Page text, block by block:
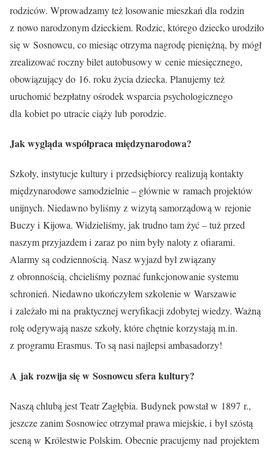
rodziców. Wprowadzamy też losowanie mieszkań dla rodzin
z nowo narodzonym dzieckiem. Rodzic, którego dziecko urodziło
się w Sosnowcu, co miesiąc otrzyma nagrodę pieniężną, by mógł
zrealizować roczny bilet autobusowy w cenie miesięcznego,
obowiązujący do 16. roku życia dziecka. Planujemy też
uruchomić bezpłatny ośrodek wsparcia psychologicznego
dla kobiet po utracie ciąży lub porodzie.
Jak wygląda współpraca międzynarodowa?
Szkoły, instytucje kultury i przedsiębiorcy realizują kontakty
międzynarodowe samodzielnie – głównie w ramach projektów
unijnych. Niedawno byliśmy z wizytą samorządową w rejonie
Buczy i Kijowa. Widzieliśmy, jak trudno tam żyć – tuż przed
naszym przyjazdem i zaraz po nim były naloty z ofiarami.
Alarmy są codziennością. Nasz wyjazd był związany
z obronnością, chcieliśmy poznać funkcjonowanie systemu
schronień. Niedawno ukończyłem szkolenie w Warszawie
i zależało mi na praktycznej weryfikacji zdobytej wiedzy. Ważną
rolę odgrywają nasze szkoły, które chętnie korzystają m.in.
z programu Erasmus. To są nasi najlepsi ambasadorzy!
A jak rozwija się w Sosnowcu sfera kultury?
Naszą chlubą jest Teatr Zagłębia. Budynek powstał w 1897 r.,
jeszcze zanim Sosnowiec otrzymał prawa miejskie, i był szóstą
sceną w Królestwie Polskim. Obecnie pracujemy nad projektem